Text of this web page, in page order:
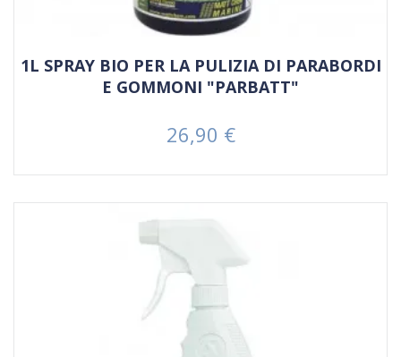
1L SPRAY BIO PER LA PULIZIA DI PARABORDI
E GOMMONI "PARBATT"
Prezzo
26,90 €